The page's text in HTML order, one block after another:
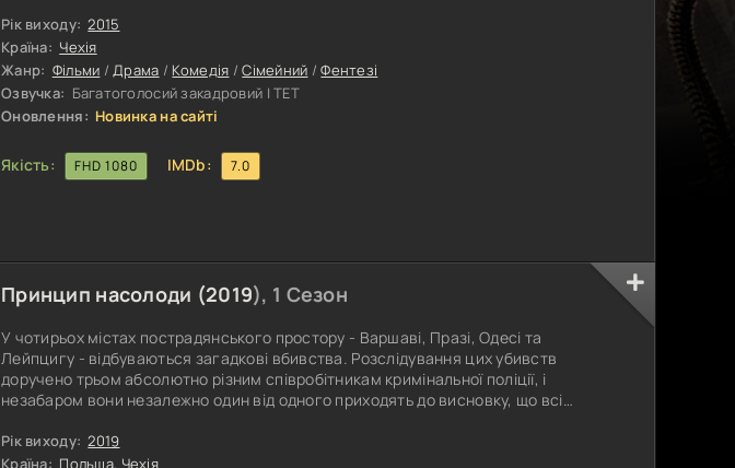
пробратися в закриту кімнату, наповнену магічними артефактами, що
залишилися після чаклуна. Він має намір використати цю силу,
Рік виходу: 2015
Країна: Чехія
Жанр: Фільми /Драма / Комедія /Сімейний /Фентезі
Озвучка: Багатоголосий закадровий | ТЕТ
Оновлення: Новинка на сайті
Якість: FHD 1080 IMDb: 7.0
Принцип насолоди (2019), 1 Сезон
У чотирьох містах пострадянського простору - Варшаві, Празі, Одесі та
Лейпцигу - відбуваються загадкові вбивства. Розслідування цих убивств
доручено трьом абсолютно різним співробітникам кримінальної поліції, і
незабаром вони незалежно один від одного приходять до висновку, що всі
об'єднати свої зусилля.
Рік виходу: 2019
Країна: Польща, Чехія